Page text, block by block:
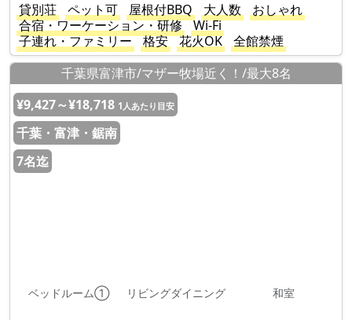
貸別荘
ペット可 屋根付BBQ 大人数
おしゃれ
合宿・ワーケーション・研修
Wi-Fi
子連れ・ファミリー
格安 花火OK
全館禁煙
千葉県富津市/マザー牧場近く！/最大8名
¥9,427～¥18,718 1人あたり目安
千葉・富津・鋸南
7名迄
ベッドルーム① リビングダイニング 和室